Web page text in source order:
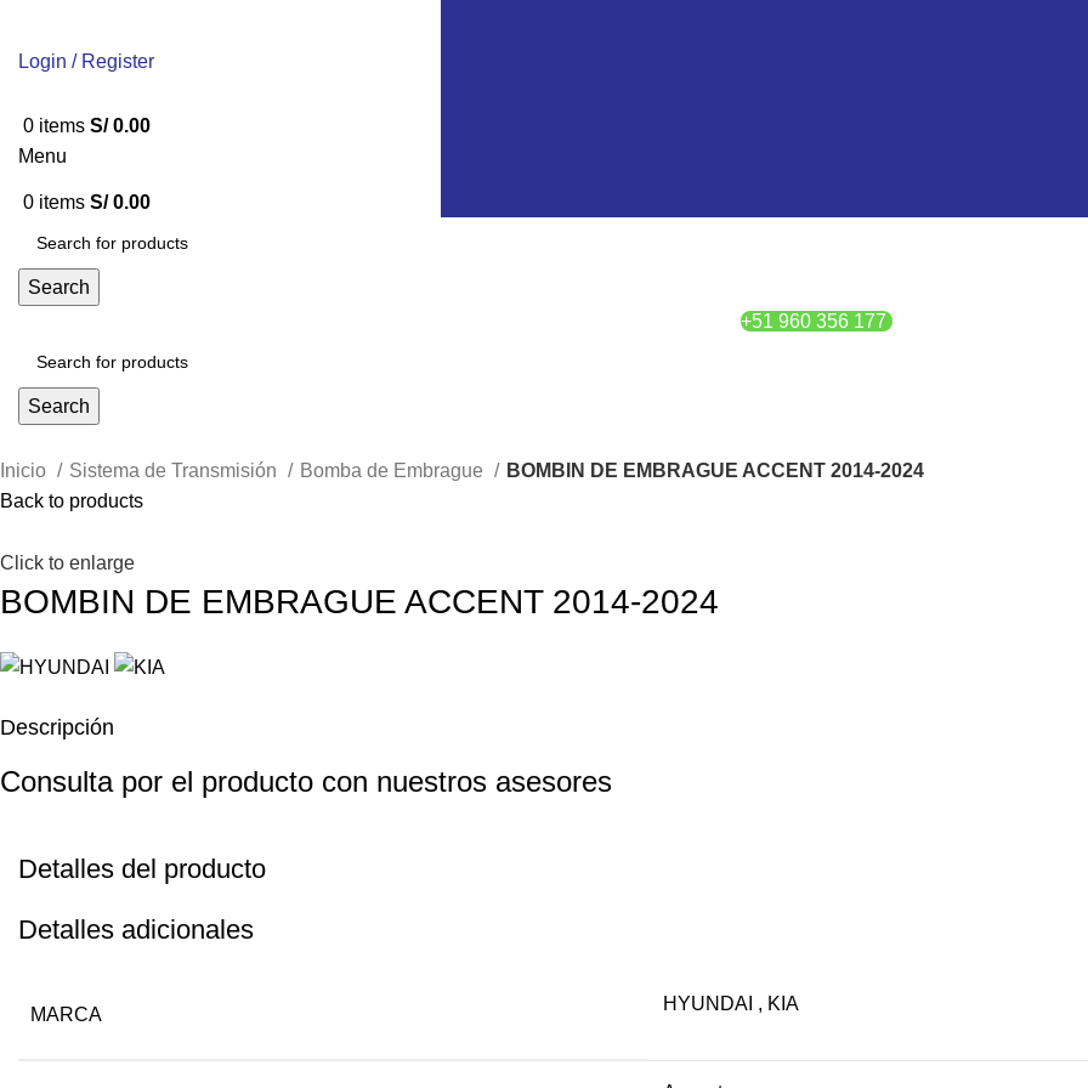
Login / Register
0 items S/0.00
Menu
0 items S/0.00
Search
+51 960 356 177
Search
Inicio Sistema de Transmisión Bomba de Embrague
BOMBIN DE EMBRAGUE ACCENT 2014-2024
Back to products
Click to enlarge
BOMBIN DE EMBRAGUE ACCENT 2014-2024
Descripción
Consulta por el producto con nuestros asesores
Detalles del producto
Detalles adicionales
MARCA
HYUNDAI , KIA